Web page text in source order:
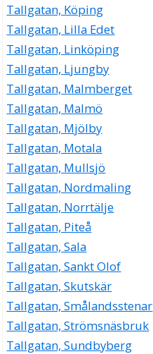
Tallgatan, Köping
Tallgatan, Lilla Edet
Tallgatan, Linköping
Tallgatan, Ljungby
Tallgatan, Malmberget
Tallgatan, Malmö
Tallgatan, Mjölby
Tallgatan, Motala
Tallgatan, Mullsjö
Tallgatan, Nordmaling
Tallgatan, Norrtälje
Tallgatan, Piteå
Tallgatan, Sala
Tallgatan, Sankt Olof
Tallgatan, Skutskär
Tallgatan, Smålandsstenar
Tallgatan, Strömsnäsbruk
Tallgatan, Sundbyberg